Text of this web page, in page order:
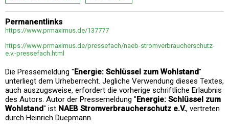
Permanentlinks
https://www.prmaximus.de/137777
https://www.prmaximus.de/pressefach/naeb-stromverbraucherschutz-
e.v.-pressefach.html
Die Pressemeldung "Energie: Schlüssel zum Wohlstand"
unterliegt dem Urheberrecht. Jegliche Verwendung dieses Textes,
auch auszugsweise, erfordert die vorherige schriftliche Erlaubnis
des Autors. Autor der Pressemeldung "Energie: Schlüssel zum
Wohlstand" ist NAEB Stromverbraucherschutz e.V., vertreten
durch Heinrich Duepmann.